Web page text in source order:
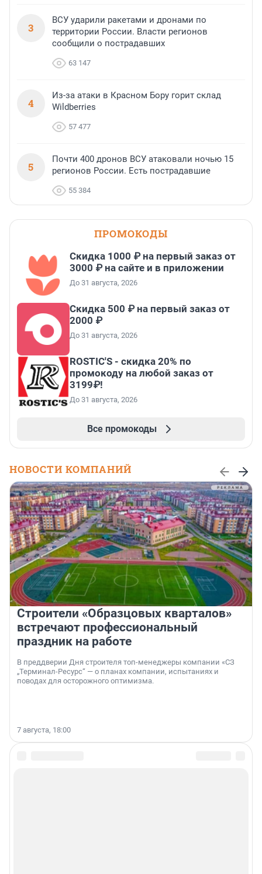
3
ВСУ ударили ракетами и дронами по
территории России. Власти регионов
сообщили о пострадавших
63 147
4
Из-за атаки в Красном Бору горит склад
Wildberries
57 477
5
Почти 400 дронов ВСУ атаковали ночью 15
регионов России. Есть пострадавшие
55 384
ПРОМОКОДЫ
Скидка 1000 ₽ на первый заказ от
3000 ₽ на сайте и в приложении
До 31 августа, 2026
Скидка 500 ₽ на первый заказ от
2000 ₽
До 31 августа, 2026
ROSTIC'S - скидка 20% по
промокоду на любой заказ от
3199₽!
До 31 августа, 2026
Все промокоды
НОВОСТИ КОМПАНИЙ
Строители «Образцовых кварталов»
встречают профессиональный
праздник на работе
В преддверии Дня строителя топ-менеджеры компании «СЗ
„Терминал-Ресурс“ — о планах компании, испытаниях и
поводах для осторожного оптимизма.
7 августа, 18:00